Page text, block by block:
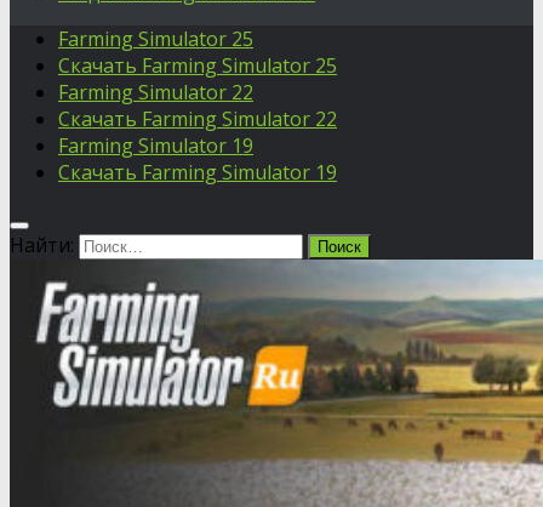
Farming Simulator 25
Скачать Farming Simulator 25
Farming Simulator 22
Скачать Farming Simulator 22
Farming Simulator 19
Скачать Farming Simulator 19
Найти: